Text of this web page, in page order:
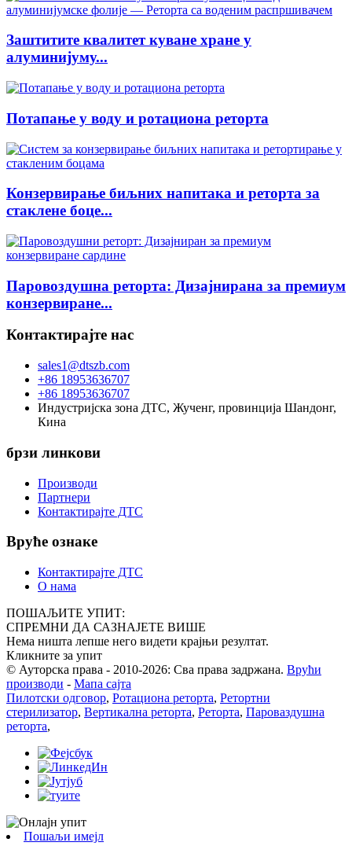
Заштитите квалитет куване хране у
алуминијуму...
Потапање у воду и ротациона реторта
Конзервирање биљних напитака и реторта за
стаклене боце...
Паровоздушна реторта: Дизајнирана за премиум
конзервиране...
Контактирајте нас
sales1@dtszb.com
+86 18953636707
+86 18953636707
Индустријска зона ДТС, Жученг, провинција Шандонг,
Кина
брзи линкови
Производи
Партнери
Контактирајте ДТС
Вруће ознаке
Контактирајте ДТС
О нама
ПОШАЉИТЕ УПИТ:
СПРЕМНИ ДА САЗНАЈЕТЕ ВИШЕ
Нема ништа лепше него видети крајњи резултат.
Кликните за упит
© Ауторска права - 2010-2026: Сва права задржана. Врући
производи - Мапа сајта
Пилотски одговор, Ротациона реторта, Ретортни
стерилизатор, Вертикална реторта, Реторта, Пароваздушна
реторта,
Пошаљи имејл